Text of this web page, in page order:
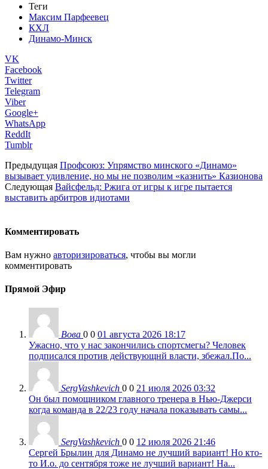
Теги
Максим Парфеевец
КХЛ
Динамо-Минск
VK
Facebook
Twitter
Telegram
Viber
Google+
WhatsApp
ReddIt
Tumblr
Предыдущая Профсоюз: Упрямство минского «Динамо»
вызывает удивление, но мы не позволим «казнить» Казионова
Следующая Вайсфельд: Ржига от игры к игре пытается
выставить арбитров идиотами
Комментировать
Вам нужно авторизироваться, чтобы вы могли
комментировать
Прямой Эфир
Вова 0 0 01 августа 2026 18:17
Ужасно, что у нас закончились спортсмегы? Человек
подписался против действующнй власти, збежал.По...
SergVashkevich 0 0 21 июля 2026 03:32
Он был помощником главного тренера в Нью-Джерси
когда команда в 22/23 году начала показывать самы...
SergVashkevich 0 0 12 июля 2026 21:46
Сергей Брылин для Динамо не лучший вариант! Но кто-
то И.о. до сентября тоже не лучший вариант! На...